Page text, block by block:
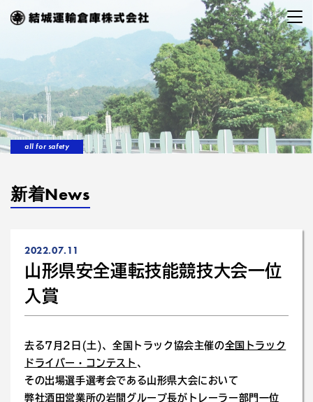
all for safety
新着News
2022.07.11
山形県安全運転技能競技大会一位
入賞
去る7月2日(土)、全国トラック協会主催の全国トラック
ドライバー・コンテスト 、
その出場選手選考会である山形県大会において
弊社酒田営業所の岩間グループ長がトレーラー部門一位